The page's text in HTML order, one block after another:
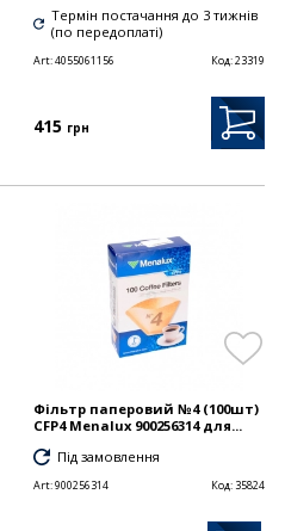
Термін постачання до 3 тижнів
(по передоплаті)
Art:4055061156 Код:23319
415 грн
Фільтр паперовий №4 (100шт)
CFP4 Menalux 900256314 для...
Під замовлення
Art:900256314 Код: 35824